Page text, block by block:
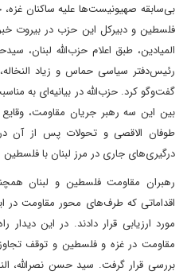
بی‌سابقه صهیونیست‌ها علیه ساکنان غزه،
فلسطین و دبیرکل این حزب در بیروت
المیادین، طبق اعلام حزب‌الله لبنان،
رئیس‌دفتر سیاسی حماس و زیاد‌
گفت‌وگو کرد. حزب‌الله در بیانیه‌ای به
بین این سه رهبر جریان مقاومت، وقایع
طوفان الاقصی و تحولات پس از
درگیری‌های جاری در مرز لبنان با
رهبران مقاومت فلسطین و لبنان
اقداماتی که طرف‌های محور مقاومت در
مورد ارزیابی قرار دادند. در این دیدار
مقاومت در غزه و فلسطین و توقف
بررسی قرار گرفت. سید حسن نصرالله،